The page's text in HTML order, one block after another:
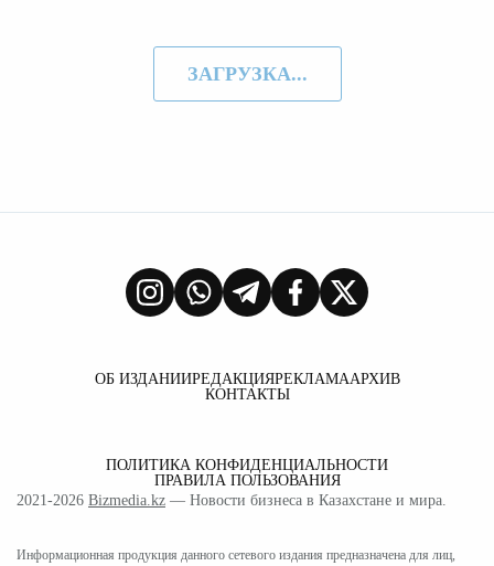
ЗАГРУЗКА...
ОБ ИЗДАНИИРЕДАКЦИЯРЕКЛАМААРХИВ
КОНТАКТЫ
ПОЛИТИКА КОНФИДЕНЦИАЛЬНОСТИ
ПРАВИЛА ПОЛЬЗОВАНИЯ
2021-2026 Bizmedia.kz — Новости бизнеса в Казахстане и мира.
Информационная продукция данного сетевого издания предназначена для лиц,